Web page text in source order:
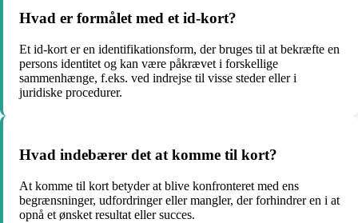
Hvad er formålet med et id-kort?
Et id-kort er en identifikationsform, der bruges til at bekræfte en
persons identitet og kan være påkrævet i forskellige
sammenhænge, f.eks. ved indrejse til visse steder eller i
juridiske procedurer.
Hvad indebærer det at komme til kort?
At komme til kort betyder at blive konfronteret med ens
begrænsninger, udfordringer eller mangler, der forhindrer en i at
opnå et ønsket resultat eller succes.